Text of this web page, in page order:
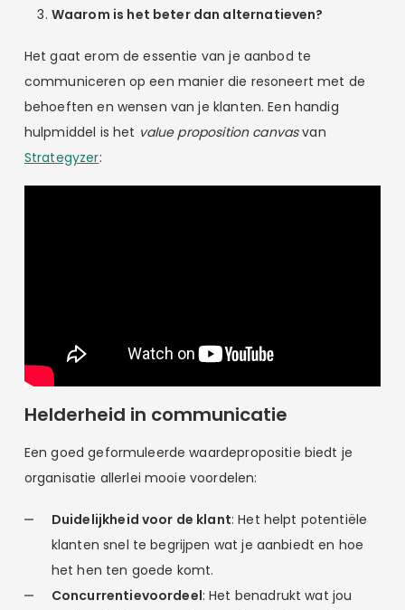
Waarom is het beter dan alternatieven?
Het gaat erom de essentie van je aanbod te
communiceren op een manier die resoneert met de
behoeften en wensen van je klanten. Een handig
hulpmiddel is het value proposition canvasvan
Strategyzer:
Helderheid in communicatie
Een goed geformuleerde waardepropositie biedt je
organisatie allerlei mooie voordelen:
Duidelijkheid voor de klant: Het helpt potentiële
klanten snel te begrijpen wat je aanbiedt en hoe
het hen ten goede komt.
Concurrentievoordeel: Het benadrukt wat jou